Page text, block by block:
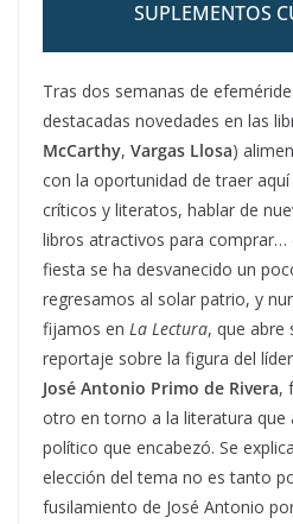
SUPLEMENTOS
Tras dos semanas de
destacadas novedades en las
McCarthy, Vargas Llosa)
con la oportunidad de traer
críticos y literatos, hablar de
libros atractivos para comprar…
fiesta se ha desvanecido un
regresamos al solar patrio, y
fijamos en La Lectura, que abre
reportaje sobre la figura del
José Antonio Primo de Rivera,
otro en torno a la literatura
político que encabezó. Se
elección del tema no es tanto
fusilamiento de José Antonio